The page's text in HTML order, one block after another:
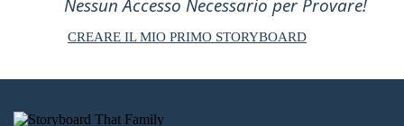
Nessun Accesso Necessario per Provare!
CREARE IL MIO PRIMO STORYBOARD